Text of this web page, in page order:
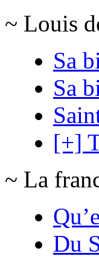
~ Louis
Sa
Sa
[+]
~ La
Du